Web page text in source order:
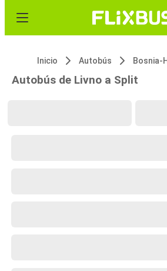
Inicio Autobús Bosnia-
Autobús de Livno a Split